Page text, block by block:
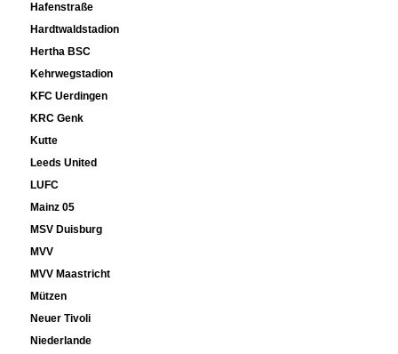
Hafenstraße
Hardtwaldstadion
Hertha BSC
Kehrwegstadion
KFC Uerdingen
KRC Genk
Kutte
Leeds United
LUFC
Mainz 05
MSV Duisburg
MVV
MVV Maastricht
Mützen
Neuer Tivoli
Niederlande